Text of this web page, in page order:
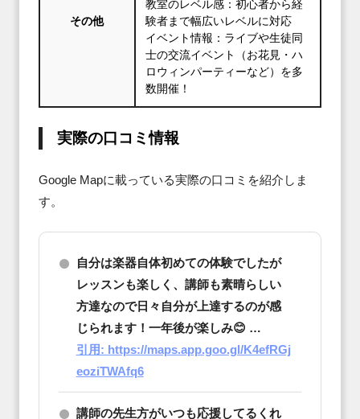
その他
教室のレベル感：初心者から経
験者まで幅広いレベルに対応
イベント情報：ライブや生徒同
士の交流イベント（お花見・ハ
ロウィンパーティーなど）を多
数開催！
実際の口コミ情報
Google Mapに載っている実際の口コミを紹介しま
す。
自分は楽器自体初めての体験でしたが
レッスンも楽しく、講師も素晴らしい
方達なので日々自分が上達するのが感
じられます！一年後が楽しみ😊 …
引用: https://maps.app.goo.gl/K4efRGj
eoziTWAfq6
講師の先生方がいつも応援してるくれ